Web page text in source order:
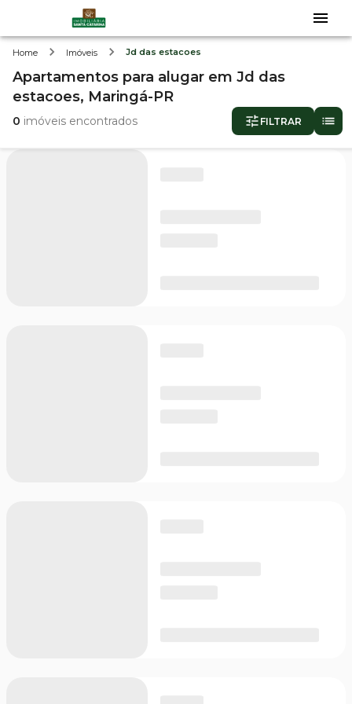
Home Imóveis Jd das estacoes
Apartamentos para alugar em Jd das
estacoes, Maringá-PR
0 imóveis encontrados FILTRAR